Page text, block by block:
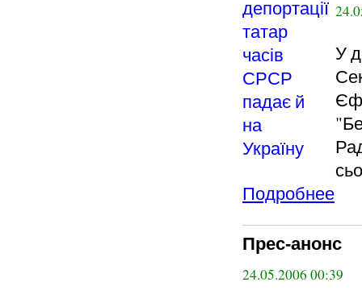
У
Подробнее
Прес-анонс
24.05.2006 00:39